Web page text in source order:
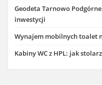
Geodeta Tarnowo
inwestycji
Wynajem mobilnych toalet
Kabiny WC z HPL: jak